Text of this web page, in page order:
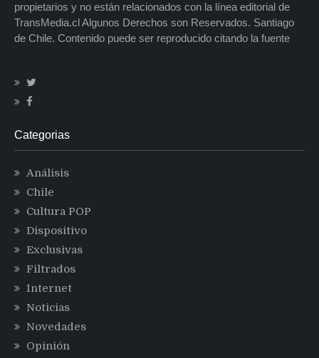
propietarios y no están relacionados con la línea editorial de
TransMedia.cl Algunos Derechos son Reservados. Santiago
de Chile. Contenido puede ser reproducido citando la fuente
Categorias
Análisis
Chile
Cultura POP
Dispositivo
Exclusivas
Filtrados
Internet
Noticias
Novedades
Opinión